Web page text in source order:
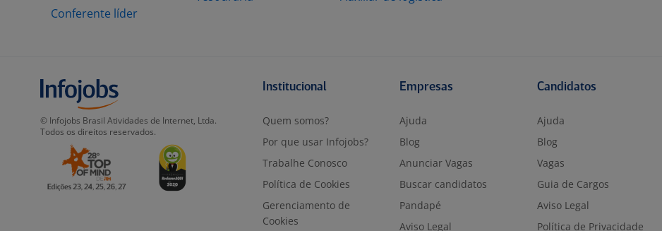
Conferente líder
© Infojobs Brasil Atividades de Internet, Ltda.
Todos os direitos reservados.
Institucional
Quem somos?
Por que usar Infojobs?
Trabalhe Conosco
Política de Cookies
Gerenciamento de
Cookies
Empresas
Ajuda
Blog
Anunciar Vagas
Buscar candidatos
Pandapé
Aviso Legal
Candidatos
Ajuda
Blog
Vagas
Guia de Cargos
Aviso Legal
Política de Privacidade